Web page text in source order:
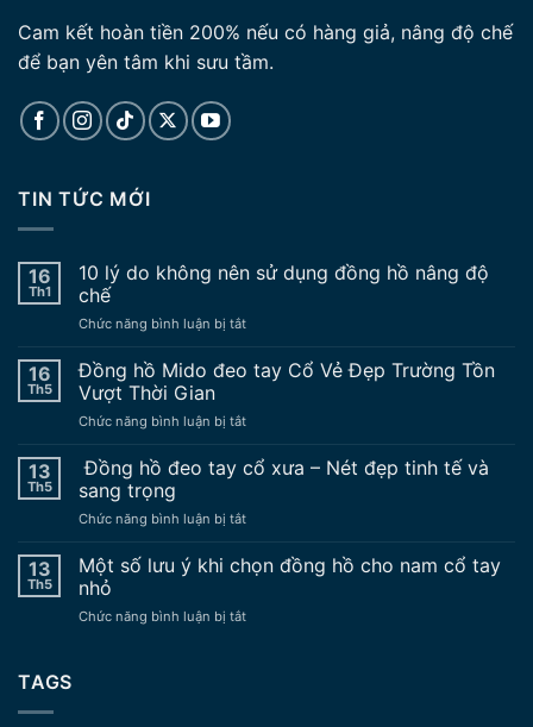
Cam kết hoàn tiền 200% nếu có hàng giả, nâng độ chế
để bạn yên tâm khi sưu tầm.
TIN TỨC MỚI
16
Th1
10 lý do không nên sử dụng đồng hồ nâng độ
chế
Chức năng bình luận bị tắtở
lý
nên
dụng
nâng
chế
16
Th5
Đồng hồ Mido đeo tay Cổ Vẻ Đẹp Trường Tồn
Vượt Thời Gian
Chức năng bình luận bị tắtở
hồ
Mido
tay
Vẻ
Tồn
13
Th5
Đồng hồ đeo tay cổ xưa – Nét đẹp tinh tế và
sang trọng
Chức năng bình luận bị tắtở
hồ
đeo
cổ
13
Th5
Một số lưu ý khi chọn đồng hồ cho nam cổ tay
nhỏ
Chức năng bình luận bị tắtở
TAGS